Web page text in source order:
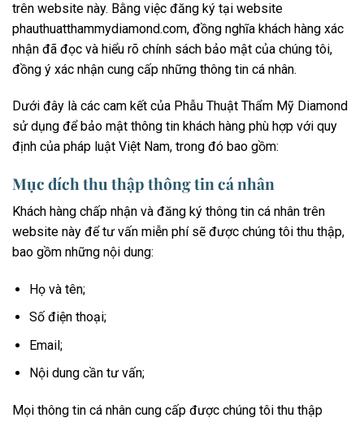
trên website này. Bằng việc đăng ký tại website
phauthuatthammydiamond.com, đồng nghĩa khách hàng xác
nhận đã đọc và hiểu rõ chính sách bảo mật của chúng tôi,
đồng ý xác nhận cung cấp những thông tin cá nhân.
Dưới đây là các cam kết của Phẫu Thuật Thẩm Mỹ Diamond
sử dụng để bảo mật thông tin khách hàng phù hợp với quy
định của pháp luật Việt Nam, trong đó bao gồm:
Mục đích thu thập thông tin cá nhân
Khách hàng chấp nhận và đăng ký thông tin cá nhân trên
website này để tư vấn miễn phí sẽ được chúng tôi thu thập,
bao gồm những nội dung:
Họ và tên;
Số điện thoại;
Email;
Nội dung cần tư vấn;
Mọi thông tin cá nhân cung cấp được chúng tôi thu thập